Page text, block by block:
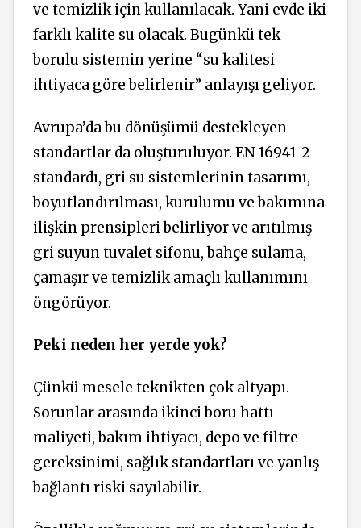
ve temizlik için kullanılacak. Yani evde iki
farklı kalite su olacak. Bugünkü tek
borulu sistemin yerine “su kalitesi
ihtiyaca göre belirlenir” anlayışı geliyor.
Avrupa’da bu dönüşümü destekleyen
standartlar da oluşturuluyor. EN 16941-2
standardı, gri su sistemlerinin tasarımı,
boyutlandırılması, kurulumu ve bakımına
ilişkin prensipleri belirliyor ve arıtılmış
gri suyun tuvalet sifonu, bahçe sulama,
çamaşır ve temizlik amaçlı kullanımını
öngörüyor.
Peki neden her yerde yok?
Çünkü mesele teknikten çok altyapı.
Sorunlar arasında ikinci boru hattı
maliyeti, bakım ihtiyacı, depo ve filtre
gereksinimi, sağlık standartları ve yanlış
bağlantı riski sayılabilir.